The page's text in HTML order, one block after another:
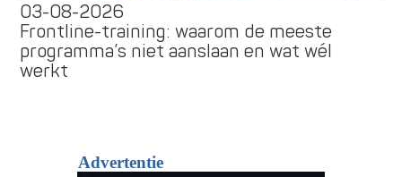
03-08-2026
Frontline-training: waarom de meeste
programma’s niet aanslaan en wat wél
werkt
Advertentie